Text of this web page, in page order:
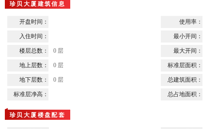
珍贝大厦建筑信息
开盘时间： 使用率：
入住时间： 最小开间：
楼层总数： 0 层 最大开间：
地上层数： 0 层 标准层面积：
地下层数： 0 层 总建筑面积：
标准层净高： 总占地面积：
珍贝大厦楼盘配套